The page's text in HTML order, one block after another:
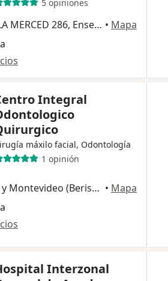
5 opiniones
NUESTRA SRA DE LA MERCED 286, Ensenada • Mapa
Integral
máxilo facial, Odontología
1 opinión
8nº4443 entre 166 y Montevideo (Berisso), La Plata • Mapa
Interzonal